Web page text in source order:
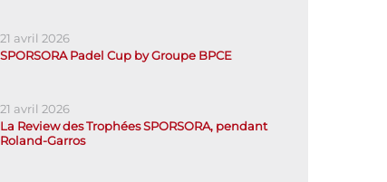
21 avril 2026
SPORSORA Padel Cup by Groupe BPCE
21 avril 2026
La Review des Trophées SPORSORA, pendant
Roland-Garros